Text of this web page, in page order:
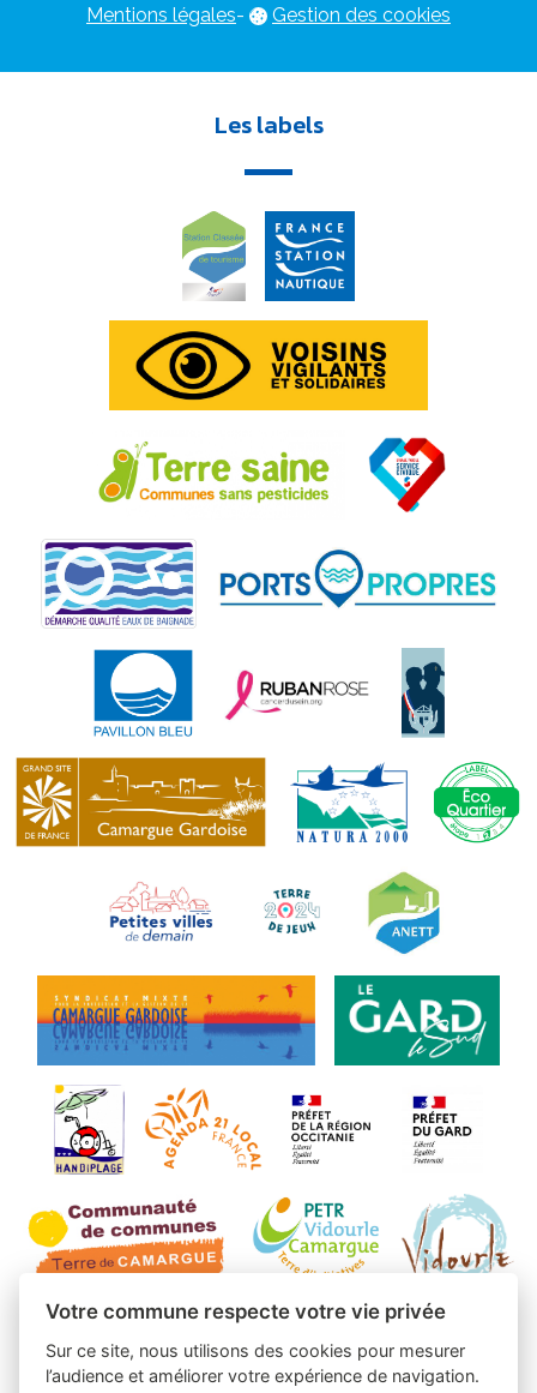
Mentions légales- Gestion des cookies
Les labels
Votre commune respecte votre vie privée
Sur ce site, nous utilisons des cookies pour mesurer
l’audience et améliorer votre expérience de navigation.